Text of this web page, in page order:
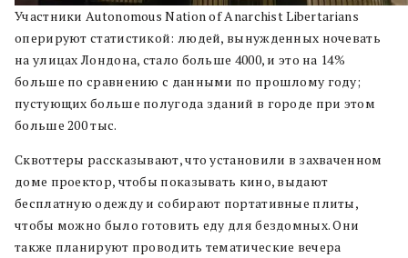
Участники Autonomous Nation of Anarchist Libertarians
оперируют статистикой: людей, вынужденных ночевать
на улицах Лондона, стало больше 4000, и это на 14%
больше по сравнению с данными по прошлому году;
пустующих больше полугода зданий в городе при этом
больше 200 тыс.
Сквоттеры рассказывают, что установили в захваченном
доме проектор, чтобы показывать кино, выдают
бесплатную одежду и собирают портативные плиты,
чтобы можно было готовить еду для бездомных. Они
также планируют проводить тематические вечера